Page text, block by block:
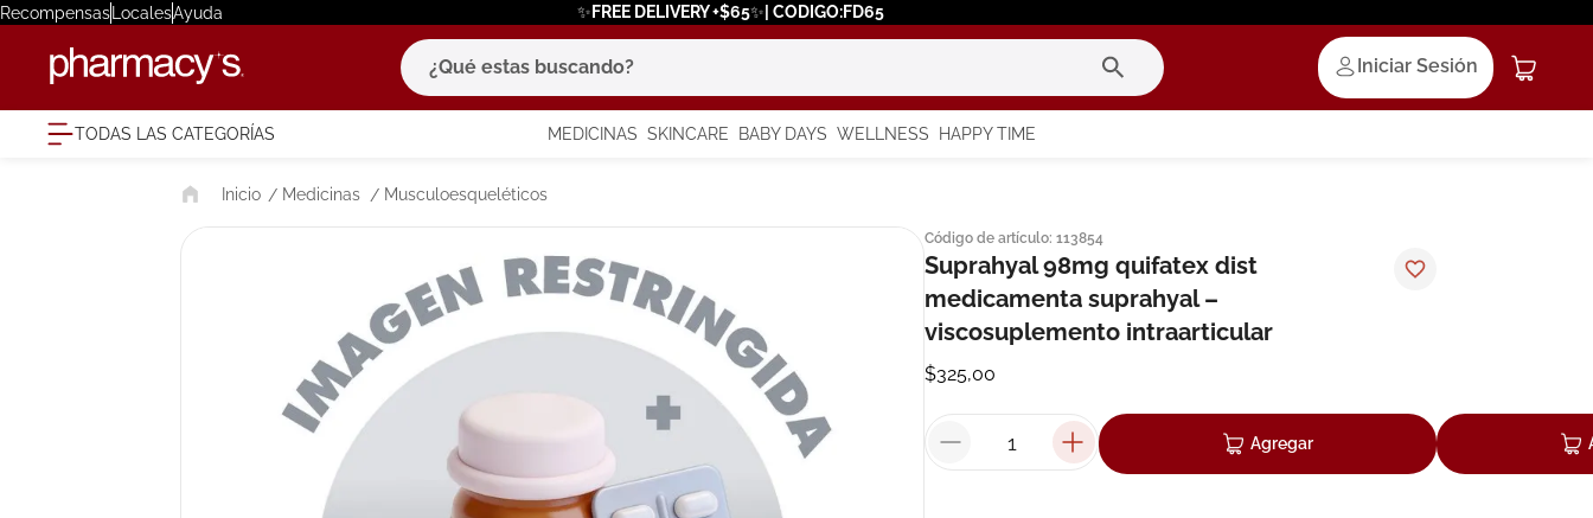
RecompensasLocalesAyuda ✨FREE DELIVERY +$65✨| CODIGO:FD65
¿Qué estas buscando?
Iniciar Sesión
TODAS LAS CATEGORÍAS MEDICINAS SKINCARE BABY DAYS WELLNESS HAPPY TIME
Medicinas Musculoesqueléticos
Código de artículo: 113854
Suprahyal 98mg quifatex dist
medicamenta suprahyal –
viscosuplemento intraarticular
$325,00
Agregar
términos más buscados
1. eucerin
3. bioderma
7.
. roche posay